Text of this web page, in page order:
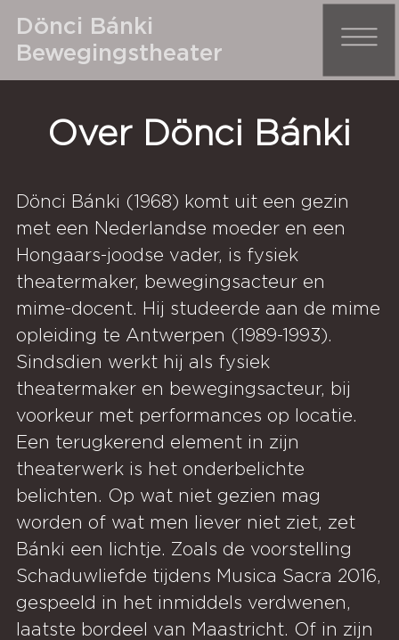
Dönci Bánki
Bewegingstheater
Over Dönci Bánki
Dönci Bánki (1968) komt uit een gezin
met een Nederlandse moeder en een
Hongaars-joodse vader, is fysiek
theatermaker, bewegingsacteur en
mime-docent. Hij studeerde aan de mime
opleiding te Antwerpen (1989-1993).
Sindsdien werkt hij als fysiek
theatermaker en bewegingsacteur, bij
voorkeur met performances op locatie.
Een terugkerend element in zijn
theaterwerk is het onderbelichte
belichten. Op wat niet gezien mag
worden of wat men liever niet ziet, zet
Bánki een lichtje. Zoals de voorstelling
Schaduwliefde tijdens Musica Sacra 2016,
gespeeld in het inmiddels verdwenen,
laatste bordeel van Maastricht. Of in zijn